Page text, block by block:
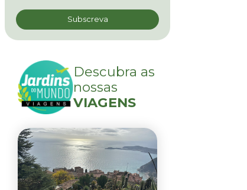
Descubra as
nossas
VIAGENS